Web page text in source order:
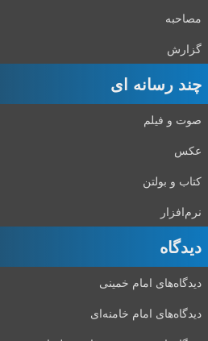
مصاحبه
گزارش
چند رسانه ای
صوت و فیلم
عکس
کتاب و بولتن
نرم‌افزار
دیدگاه‌
دیدگاه‌های امام خمینی
دیدگاه‌های امام خامنه‌ای